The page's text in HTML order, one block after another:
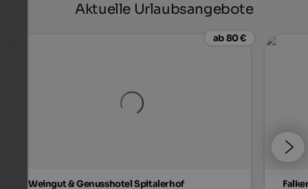
Aktuelle Urlaubsangebote
ab 80 €
Weingut & Genusshotel Spitalerhof